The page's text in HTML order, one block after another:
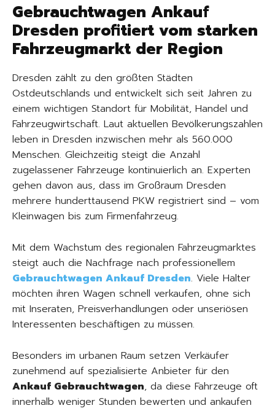
Gebrauchtwagen Ankauf
Dresden profitiert vom starken
Fahrzeugmarkt der Region
Dresden zählt zu den größten Städten
Ostdeutschlands und entwickelt sich seit Jahren zu
einem wichtigen Standort für Mobilität, Handel und
Fahrzeugwirtschaft. Laut aktuellen Bevölkerungszahlen
leben in Dresden inzwischen mehr als 560.000
Menschen. Gleichzeitig steigt die Anzahl
zugelassener Fahrzeuge kontinuierlich an. Experten
gehen davon aus, dass im Großraum Dresden
mehrere hunderttausend PKW registriert sind – vom
Kleinwagen bis zum Firmenfahrzeug.
Mit dem Wachstum des regionalen Fahrzeugmarktes
steigt auch die Nachfrage nach professionellem
Gebrauchtwagen Ankauf Dresden. Viele Halter
möchten ihren Wagen schnell verkaufen, ohne sich
mit Inseraten, Preisverhandlungen oder unseriösen
Interessenten beschäftigen zu müssen.
Besonders im urbanen Raum setzen Verkäufer
zunehmend auf spezialisierte Anbieter für den
Ankauf Gebrauchtwagen, da diese Fahrzeuge oft
innerhalb weniger Stunden bewerten und ankaufen